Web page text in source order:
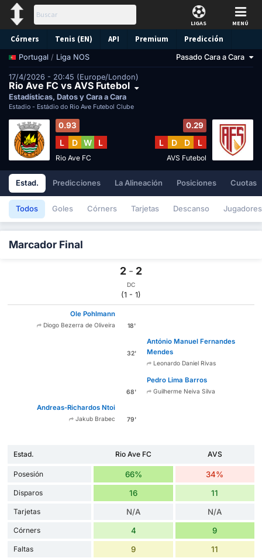
LIGAS MENÚ
Córners Tenis (EN) API Premium Predicción
Portugal / Liga NOS Pasado Cara a Cara
17/4/2026 - 20:45 (Europe/London)
Rio Ave FC vs AVS Futebol
Estadísticas, Datos y Cara a Cara
Estadio - Estádio do Rio Ave Futebol Clube
0.93
L D W L
Rio Ave FC
0.29
L D D L
AVS Futebol
Estad. Predicciones La Alineación Posiciones Cuotas
Todos Goles Córners Tarjetas Descanso Jugadores
Marcador Final
2 - 2
DC
(1 - 1)
Ole Pohlmann
Diogo Bezerra de Oliveira 18'
32'
António Manuel Fernandes
Mendes
Leonardo Daniel Rivas
68'
Pedro Lima Barros
Guilherme Neiva Silva
Andreas-Richardos Ntoi
Jakub Brabec 79'
Estad. Rio Ave FC AVS
Posesión 66% 34%
Disparos 16 11
Tarjetas N/A N/A
Córners 4 9
Faltas 9 11